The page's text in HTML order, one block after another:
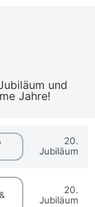
und
Jahre!
20.
Jubiläum
20.
Jubiläum